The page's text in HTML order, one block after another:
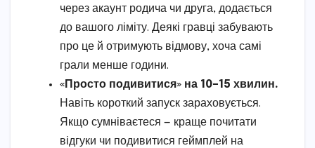
через акаунт родича чи друга, додається
до вашого ліміту. Деякі гравці забувають
про це й отримують відмову, хоча самі
грали менше години.
«Просто подивитися» на 10–15 хвилин.
Навіть короткий запуск зараховується.
Якщо сумніваєтеся — краще почитати
відгуки чи подивитися геймплей на